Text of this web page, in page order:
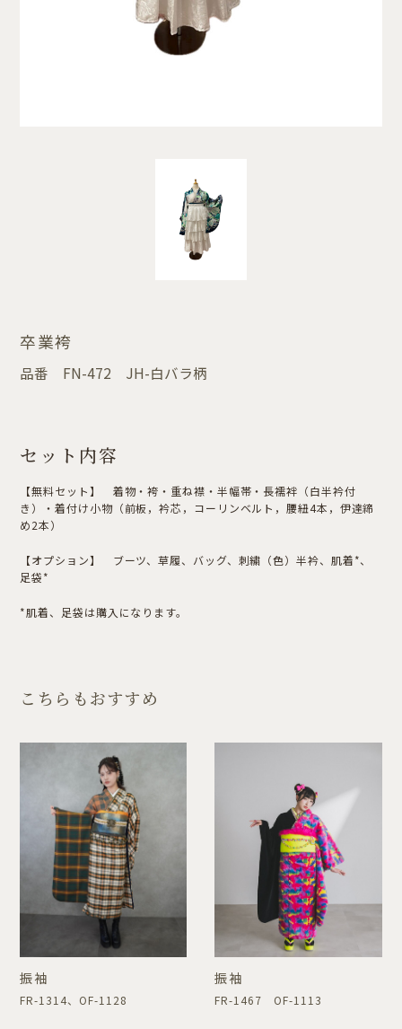
卒業袴
品番 FN-472 JH-白バラ柄
セット内容
【無料セット】 着物・袴・重ね襟・半幅帯・長襦袢（白半衿付
き）・着付け小物（前板，衿芯，コーリンベルト，腰紐4本，伊達締
め2本）
【オプション】 ブーツ、草履、バッグ、刺繍（色）半衿、肌着*、
足袋*
*肌着、足袋は購入になります。
こちらもおすすめ
振袖
FR-1314、OF-1128
振袖
FR-1467 OF-1113